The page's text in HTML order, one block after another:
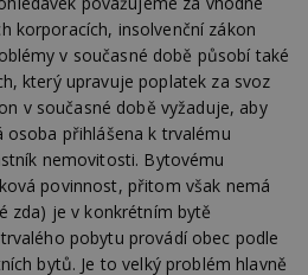
korporacích, insolvenční zákon
v současné době působí také
který upravuje poplatek za svoz
v současné době vyžaduje, aby
osoba přihlášena k trvalému
nemovitosti. Bytovému
povinnost, přitom však nemá
zda) je v konkrétním bytě
pobytu provádí obec podle
bytů. Je to velký problém hlavně